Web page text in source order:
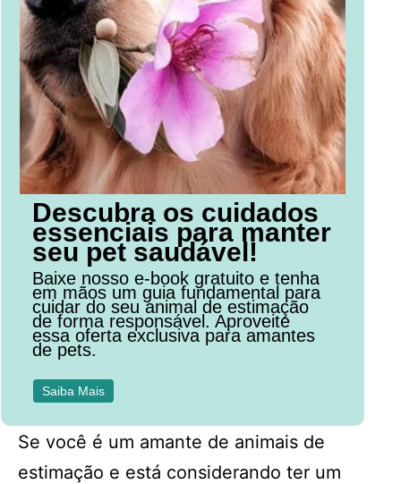
Descubra os cuidados
essenciais para manter
seu pet saudável!
Baixe nosso e-book gratuito e tenha
em mãos um guia fundamental para
cuidar do seu animal de estimação
de forma responsável. Aproveite
essa oferta exclusiva para amantes
de pets.
Saiba Mais
Se você é um amante de animais de
estimação e está considerando ter um